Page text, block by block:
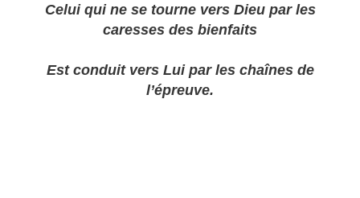
Celui qui ne se tourne vers Dieu par les
caresses des bienfaits
Est conduit vers Lui par les chaînes de
l’épreuve.